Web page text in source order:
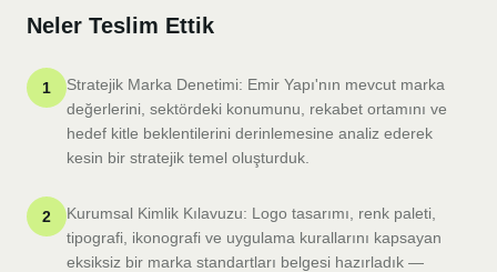
Neler Teslim Ettik
1
Stratejik Marka Denetimi: Emir Yapı'nın mevcut marka
değerlerini, sektördeki konumunu, rekabet ortamını ve
hedef kitle beklentilerini derinlemesine analiz ederek
kesin bir stratejik temel oluşturduk.
2
Kurumsal Kimlik Kılavuzu: Logo tasarımı, renk paleti,
tipografi, ikonografi ve uygulama kurallarını kapsayan
eksiksiz bir marka standartları belgesi hazırladık —